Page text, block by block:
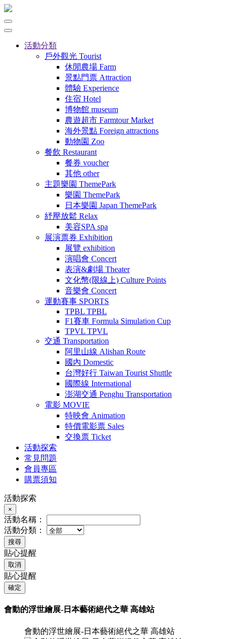
活動分類
戶外觀光 Tourist
休閒農場 Farm
景點門票 Attraction
體驗 Experience
住宿 Hotel
博物館 museum
農遊超市 Farmtour Market
海外景點 Foreign attractions
動物園 Zoo
餐飲 Restaurant
餐券 voucher
其他 other
主題樂園 ThemePark
樂園 ThemePark
日本樂園 Japan ThemePark
紓壓放鬆 Relax
美容SPA spa
展演票券 Exhibition
展覽 exhibition
演唱會 Concert
表演&劇場 Theater
文化幣(限線上) Culture Points
音樂會 Concert
運動賽事 SPORTS
TPBL TPBL
F1賽車 Formula Simulation Cup
TPVL TPVL
交通 Transportation
阿里山線 Alishan Route
國內 Domestic
台灣好行 Taiwan Tourist Shuttle
國際線 International
澎湖交通 Penghu Transportation
電影 MOVIE
特映會 Animation
特價電影票 Sales
交換票 Ticket
活動探索
常見問題
會員專區
購票須知
活動探索
×
活動名稱：
活動分類：
搜尋
貼心提醒
取消
貼心提醒
確定
會動的浮世繪展-日本藝術絕代之華 高雄站
會動的浮世繪展-日本藝術絕代之華 高雄站